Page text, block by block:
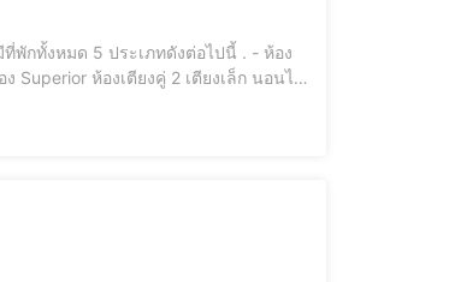
หมด 5 ประเภทดังต่อไปนี้ . - ห้อง